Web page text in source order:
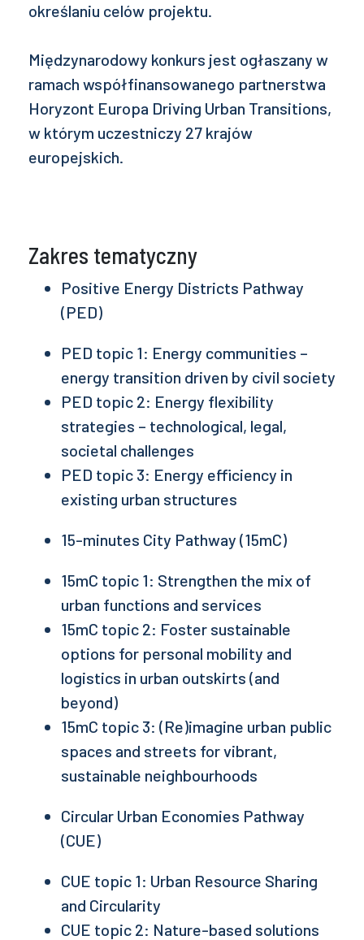
określaniu celów projektu.
Międzynarodowy konkurs jest ogłaszany w
ramach współfinansowanego partnerstwa
Horyzont Europa Driving Urban Transitions,
w którym uczestniczy 27 krajów
europejskich.
Zakres tematyczny
Positive Energy Districts Pathway
(PED)
PED topic 1: Energy communities –
energy transition driven by civil society
PED topic 2: Energy flexibility
strategies – technological, legal,
societal challenges
PED topic 3: Energy efficiency in
existing urban structures
15-minutes City Pathway (15mC)
15mC topic 1: Strengthen the mix of
urban functions and services
15mC topic 2: Foster sustainable
options for personal mobility and
logistics in urban outskirts (and
beyond)
15mC topic 3: (Re)imagine urban public
spaces and streets for vibrant,
sustainable neighbourhoods
Circular Urban Economies Pathway
(CUE)
CUE topic 1: Urban Resource Sharing
and Circularity
CUE topic 2: Nature-based solutions